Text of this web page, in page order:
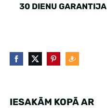
30 DIENU GARANTIJA
IESAKĀM KOPĀ AR